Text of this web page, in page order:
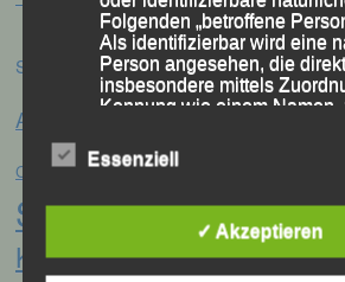
Schlagwörter
Alex Sellner Anna Drexler
Centa Hollweck Christina Wimmer
SchultzFrank
Keifenheim Georg Eibl Gerhard
Folgenden „betroffene
Als identifizierbar wird eine
Person angesehen, die
insbesondere mittels
Kennung wie einem Namen,
Online-Kennung oder zu
mehreren besonderen
genetischen, psychischen,
kulturellen oder sozialen
natürlichen Person sind,
kann.
Essenziell
✓ Akzeptieren